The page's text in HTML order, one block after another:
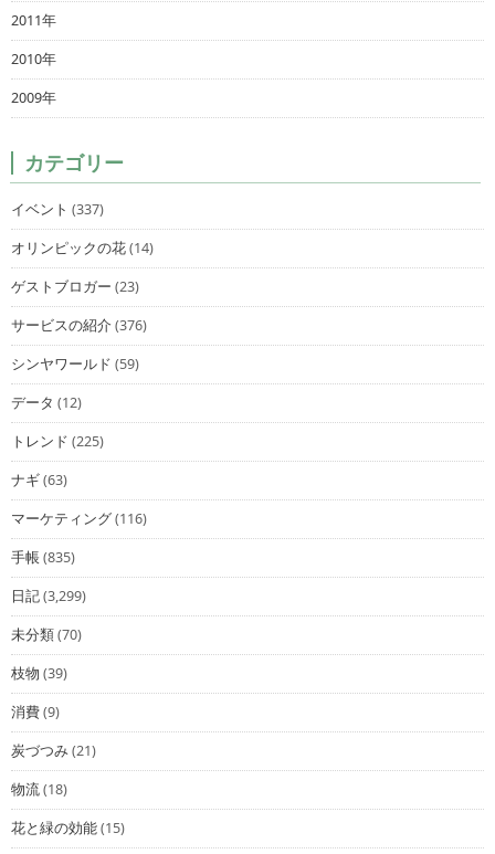
2011年
2010年
2009年
カテゴリー
イベント (337)
オリンピックの花(14)
ゲストブロガー (23)
サービスの紹介(376)
シンヤワールド (59)
データ (12)
トレンド (225)
ナギ(63)
マーケティング(116)
手帳(835)
日記(3,299)
未分類(70)
枝物 (39)
消費(9)
炭づつみ(21)
物流(18)
花と緑の効能(15)